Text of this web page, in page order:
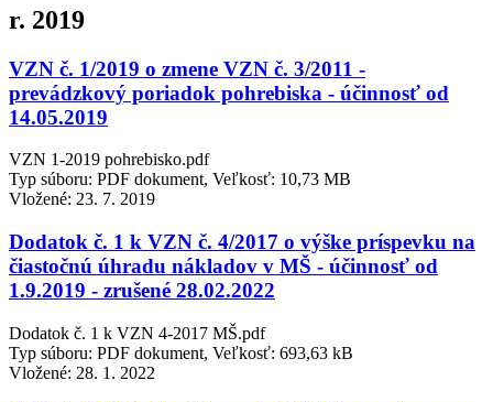
r. 2019
VZN č. 1/2019 o zmene VZN č. 3/2011 -
prevádzkový poriadok pohrebiska - účinnosť od
14.05.2019
VZN 1-2019 pohrebisko.pdf
Typ súboru: PDF dokument, Veľkosť: 10,73 MB
Vložené: 23. 7. 2019
Dodatok č. 1 k VZN č. 4/2017 o výške príspevku na
čiastočnú úhradu nákladov v MŠ - účinnosť od
1.9.2019 - zrušené 28.02.2022
Dodatok č. 1 k VZN 4-2017 MŠ.pdf
Typ súboru: PDF dokument, Veľkosť: 693,63 kB
Vložené: 28. 1. 2022